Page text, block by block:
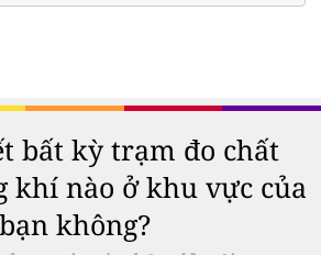
bất kỳ trạm đo chất
khí nào ở khu vực của
bạn không?